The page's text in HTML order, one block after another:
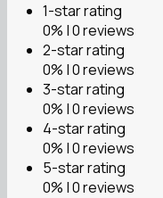
1-star rating
0% | 0 reviews
2-star rating
0% | 0 reviews
3-star rating
0% | 0 reviews
4-star rating
0% | 0 reviews
5-star rating
0% | 0 reviews